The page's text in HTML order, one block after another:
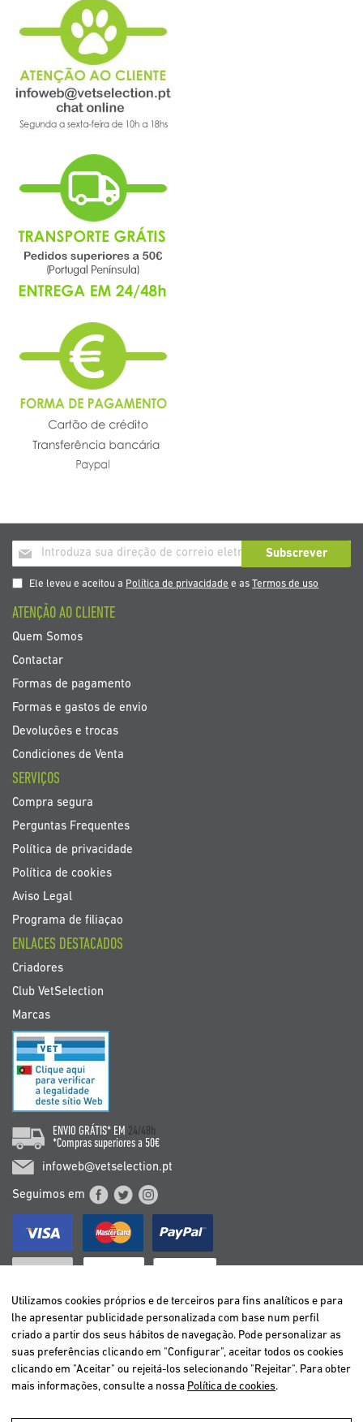
Inscrição
a
nosso
de
noticias
Subscrever
Ele leveu e aceitou a Política de privacidade e asTermos de uso
ATENÇÃO AO CLIENTE
Quem Somos
Contactar
Formas de pagamento
Formas e gastos de envio
Devoluções e trocas
Condiciones de Venta
SERVIÇOS
Compra segura
Perguntas Frequentes
Política de privacidade
Política de cookies
Aviso Legal
Programa de filiaçao
ENLACES DESTACADOS
Criadores
Club VetSelection
Marcas
ENVIO GRÁTIS* EM 24/48h
*Compras superiores a 50€
infoweb@vetselection.pt
Seguimos em
BELGIË / BELGIQUE
DEUTSCHLAND
ESPAÑA
Utilizamos cookies próprios e de terceiros para fins analíticos e para
lhe apresentar publicidade personalizada com base num perfil
criado a partir dos seus hábitos de navegação. Pode personalizar as
suas preferências clicando em "Configurar", aceitar todos os cookies
clicando em "Aceitar" ou rejeitá-los selecionando "Rejeitar". Para obter
mais informações, consulte a nossa Política de cookies.